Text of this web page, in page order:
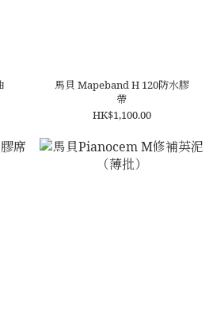
馬貝 Mapeband H 120防水膠
帶
HK$1,100.00